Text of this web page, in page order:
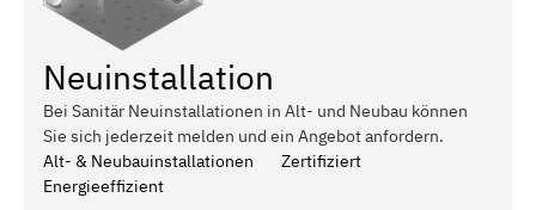
Neuinstallation
Bei Sanitär Neuinstallationen in Alt- und Neubau können
Sie sich jederzeit melden und ein Angebot anfordern.
Alt- & Neubauinstallationen
Zertifiziert
Energieeffizient